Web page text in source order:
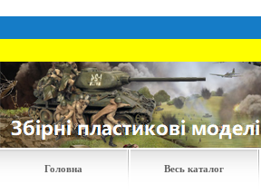
Головна Весь каталог